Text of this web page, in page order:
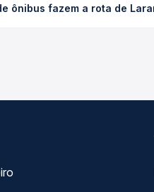
antecedência da compra. Na
ônibus fazem a rota de